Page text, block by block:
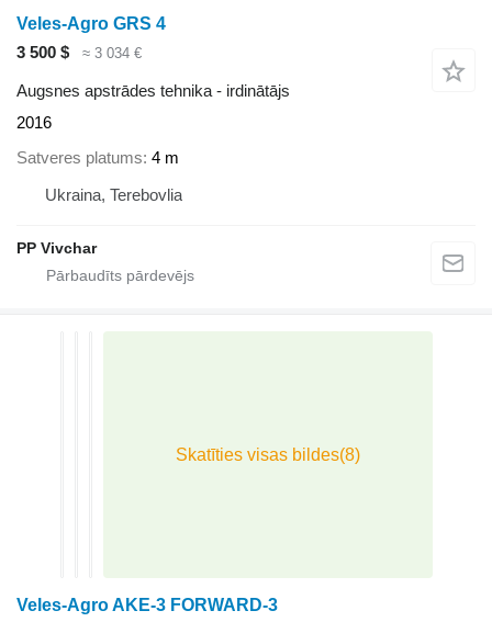
Veles-Agro GRS 4
3 500 $
≈ 3 034 €
Augsnes apstrādes tehnika - irdinātājs
2016
Satveres platums 4 m
Ukraina, Terebovlia
PP Vivchar
Veles-Agro AKE-3 FORWARD-3